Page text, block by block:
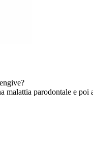
malattia parodontale e